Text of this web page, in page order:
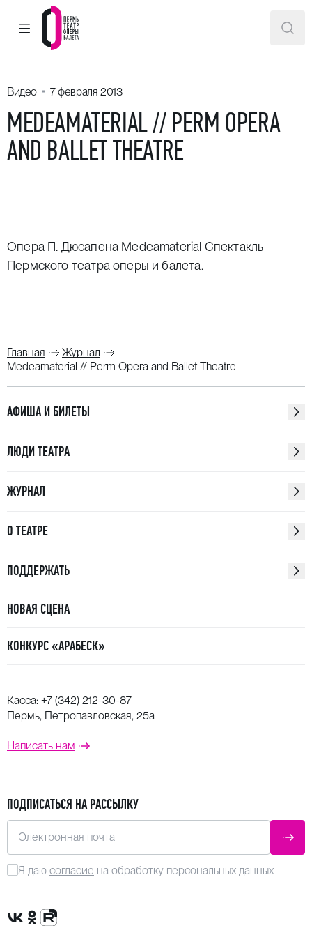
ГЛАВНОЕ МЕНЮ
Пермский театр оперы и балета
Видео 7 февраля 2013
MEDEAMATERIAL // PERM OPERA
AND BALLET THEATRE
Опера П. Дюсапена Medeamaterial Спектакль
Пермского театра оперы и балета.
Главная
Журнал
Medeamaterial // Perm Opera and Ballet Theatre
АФИША И БИЛЕТЫ
ЛЮДИ ТЕАТРА
ЖУРНАЛ
О ТЕАТРЕ
ПОДДЕРЖАТЬ
НОВАЯ СЦЕНА
КОНКУРС «АРАБЕСК»
Касса: +7 (342) 212-30-87
Пермь, Петропавловская, 25а
Написать нам
ПОДПИСАТЬСЯ НА РАССЫЛКУ
Электронная почта
Я даю согласие на обработку персональных данных
Сообщество VK
Группа в одноклассниках
Канал Rutube